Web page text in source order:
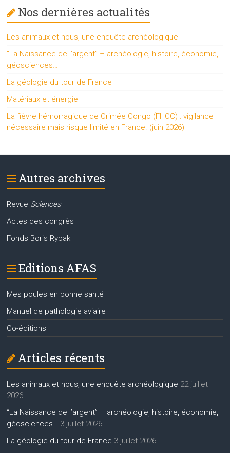
Nos dernières actualités
Les animaux et nous, une enquête archéologique
“La Naissance de l’argent” – archéologie, histoire, économie,
géosciences…
La géologie du tour de France
Matériaux et énergie
La fièvre hémorragique de Crimée Congo (FHCC) : vigilance
nécessaire mais risque limité en France. (juin 2026)
Autres archives
Revue Sciences
Actes des congrès
Fonds Boris Rybak
Editions AFAS
Mes poules en bonne santé
Manuel de pathologie aviaire
Co-éditions
Articles récents
Les animaux et nous, une enquête archéologique 22 juillet
2026
“La Naissance de l’argent” – archéologie, histoire, économie,
géosciences…
3 juillet 2026
La géologie du tour de France 3 juillet 2026